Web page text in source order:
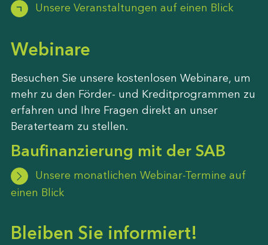
Unsere Veranstaltungen auf einen Blick
Webinare
Besuchen Sie unsere kostenlosen Webinare, um
mehr zu den Förder- und Kreditprogrammen zu
erfahren und Ihre Fragen direkt an unser
Beraterteam zu stellen.
Baufinanzierung mit der SAB
Unsere monatlichen Webinar-Termine auf
einen Blick
Bleiben Sie informiert!